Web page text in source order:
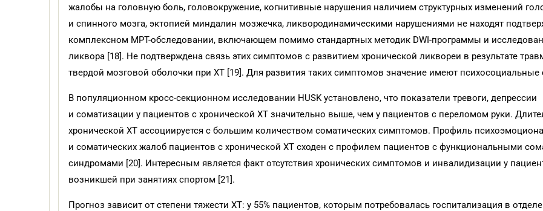
жалобы на головную боль, головокружение, когнитивные нарушения наличием структурных изменений
и спинного мозга, эктопией миндалин мозжечка, ликвородинамическими нарушениями не находят
комплексном МРТ-обследовании, включающем помимо стандартных методик DWI-программы и
ликвора [18]. Не подтверждена связь этих симптомов с развитием хронической ликвореи в результате
твердой мозговой оболочки при ХТ [19]. Для развития таких симптомов значение имеют психосоциальные
В популяционном кросс-секционном исследовании HUSK установлено, что показатели тревоги, депрессии
и соматизации у пациентов с хронической ХТ значительно выше, чем у пациентов c переломом руки.
хронической ХТ ассоциируется с большим количеством соматических симптомов. Профиль
и соматических жалоб пациентов с хронической ХТ сходен с профилем пациентов с функциональными
синдромами [20]. Интересным является факт отсутствия хронических симптомов и инвалидизации у
возникшей при занятиях спортом [21].
Прогноз зависит от степени тяжести ХТ: у 55% пациентов, которым потребовалась госпитализация в